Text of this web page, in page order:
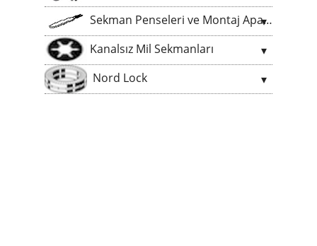
Sekman Penseleri ve Montaj Aparatları
Kanalsız Mil Sekmanları
Nord Lock